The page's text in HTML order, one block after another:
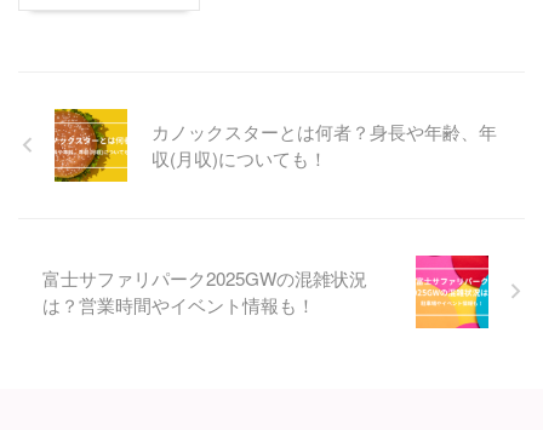
カノックスターとは何者？身長や年齢、年
収(月収)についても！
富士サファリパーク2025GWの混雑状況
は？営業時間やイベント情報も！